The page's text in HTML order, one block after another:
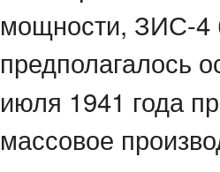
мощности, ЗИС-4
предполагалось
июля 1941 года
массовое